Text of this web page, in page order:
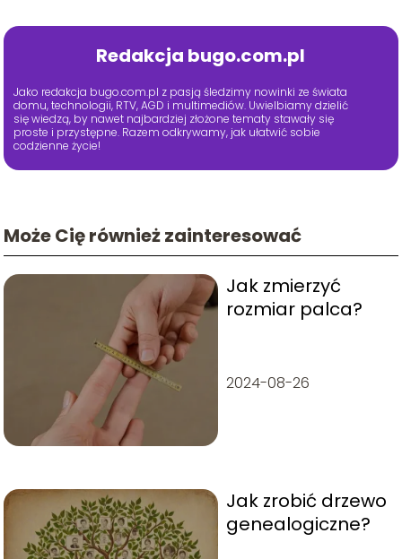
Redakcja bugo.com.pl
Jako redakcja bugo.com.pl z pasją śledzimy nowinki ze świata
domu, technologii, RTV, AGD i multimediów. Uwielbiamy dzielić
się wiedzą, by nawet najbardziej złożone tematy stawały się
proste i przystępne. Razem odkrywamy, jak ułatwić sobie
codzienne życie!
Może Cię również zainteresować
Jak zmierzyć
rozmiar palca?
2024-08-26
Jak zrobić drzewo
genealogiczne?